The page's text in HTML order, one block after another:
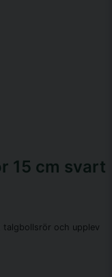
15 cm svart
talgbollsrör och upplev​